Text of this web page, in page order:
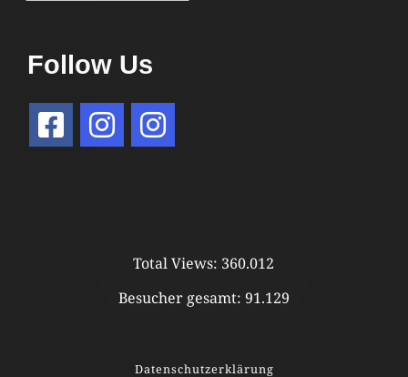
Follow Us
Total Views: 360.012
Besucher gesamt: 91.129
Datenschutzerklärung